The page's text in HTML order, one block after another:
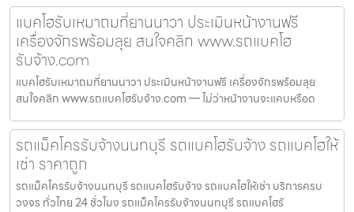
แบคโฮรับเหมาถมที่ยานนาวา ประเมินหน้างานฟรี
เครื่องจักรพร้อมลุย สนใจคลิก www.รถแบคโฮ
รับจ้าง.com
แบคโฮรับเหมาถมที่ยานนาวา ประเมินหน้างานฟรี เครื่องจักรพร้อมลุย
สนใจคลิก www.รถแบคโฮรับจ้าง.com — ไม่ว่าหน้างานจะแคบหรือด
รถแม็คโครรับจ้างนนทบุรี รถแบคโฮรับจ้าง รถแบคโฮให้
เช่า ราคาถูก
รถแม็คโครรับจ้างนนทบุรี รถแบคโฮรับจ้าง รถแบคโฮให้เช่า บริการครบ
วงจร ทั่วไทย 24 ชั่วโมง รถแม็คโครรับจ้างนนทบุรี รถแบคโฮรั